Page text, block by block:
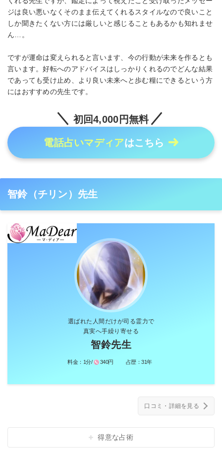
ジは良い悪いなくそのまま伝えてくれるスタイルなので良いこと
しか聞きたくない方には厳しいと感じることもあるかも知れませ
ん…。
ですが運命は変えられると言います、今の行動が未来を作るとも
言います。好転へのアドバイスはしっかりくれるのでどんな結果
であっても受け止め、より良い未来へと歩む糧にできるという方
にはおすすめの先生です。
初回4,000円無料
電話占いマディアはこちら
智鈴（チリン）先生
選ばれた人間だけが司る霊力で
真実へ手繰り寄せる
智鈴先生
料金： 1分/ 340円 占歴：31年
口コミ・詳細を見る
得意な占術